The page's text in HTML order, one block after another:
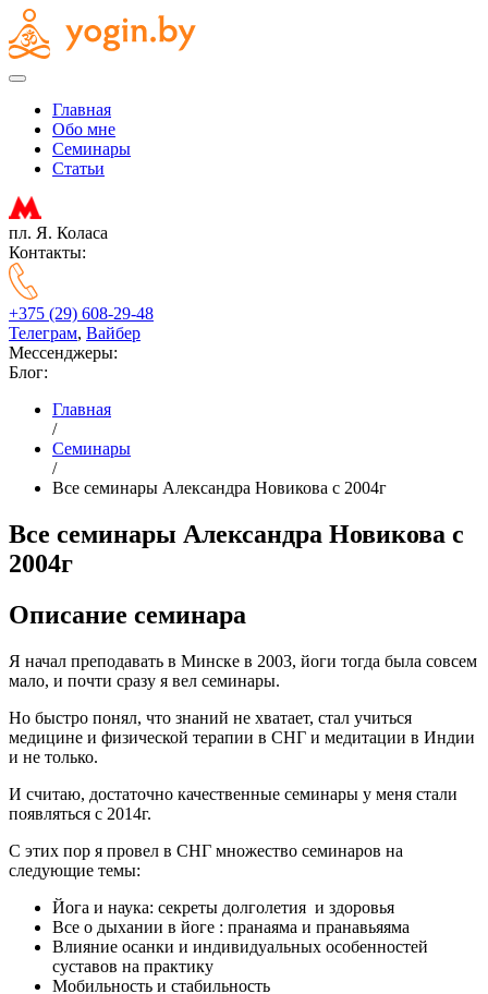
Главная
Обо мне
Семинары
Статьи
пл. Я. Коласа
Контакты:
+375 (29) 608-29-48
Телеграм, Вайбер
Мессенджеры:
Блог:
Главная
/
Семинары
/
Все семинары Александра Новикова с 2004г
Все семинары Александра Новикова с
2004г
Описание семинара
Я начал преподавать в Минске в 2003, йоги тогда была совсем
мало, и почти сразу я вел семинары.
Но быстро понял, что знаний не хватает, стал учиться
медицине и физической терапии в СНГ и медитации в Индии
и не только.
И считаю, достаточно качественные семинары у меня стали
появляться с 2014г.
С этих пор я провел в СНГ множество семинаров на
следующие темы:
Йога и наука: секреты долголетия и здоровья
Все о дыхании в йоге : пранаяма и пранавьяяма
Влияние осанки и индивидуальных особенностей
суставов на практику
Мобильность и стабильность